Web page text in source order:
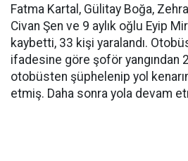
Fatma Kartal, Gülitay Boğa,
Civan Şen ve 9 aylık oğlu Eyip
kaybetti, 33 kişi yaralandı.
ifadesine göre şoför yangından
otobüsten şüphelenip yol
etmiş. Daha sonra yola devam